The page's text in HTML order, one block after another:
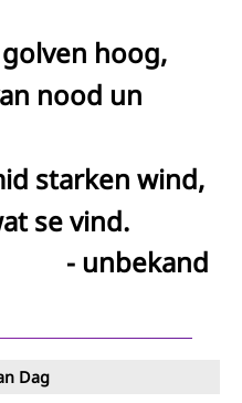
hoog,
nood un
starken wind,
se vind.
- unbekand
Dag